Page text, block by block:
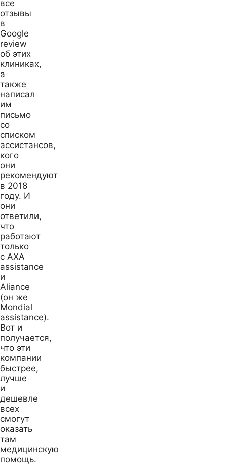
все
отзывы
в
Google
review
об этих
клиниках,
а
также
написал
им
письмо
со
списком
ассистансов,
кого
они
рекомендуют
в 2018
году. И
они
ответили,
что
работают
только
с AXA
assistance
и
Aliance
(он же
Mondial
assistance).
Вот и
получается,
что эти
компании
быстрее,
лучше
и
дешевле
всех
смогут
оказать
там
медицинскую
помощь.